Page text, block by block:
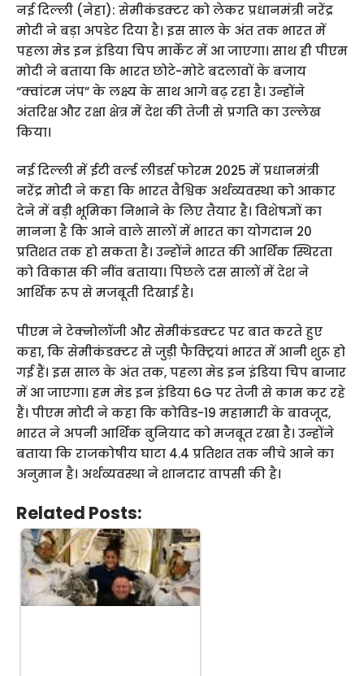
नई दिल्ली (नेहा): सेमीकंडक्टर को लेकर प्रधानमंत्री नरेंद्र
मोदी ने बड़ा अपडेट दिया है। इस साल के अंत तक भारत में
पहला मेड इन इंडिया चिप मार्केट में आ जाएगा। साथ ही पीएम
मोदी ने बताया कि भारत छोटे-मोटे बदलावों के बजाय
“क्वांटम जंप” के लक्ष्य के साथ आगे बढ़ रहा है। उन्होंने
अंतरिक्ष और रक्षा क्षेत्र में देश की तेजी से प्रगति का उल्लेख
किया।
नई दिल्ली में ईटी वर्ल्ड लीडर्स फोरम 2025 में प्रधानमंत्री
नरेंद्र मोदी ने कहा कि भारत वैश्विक अर्थव्यवस्था को आकार
देने में बड़ी भूमिका निभाने के लिए तैयार है। विशेषज्ञों का
मानना है कि आने वाले सालों में भारत का योगदान 20
प्रतिशत तक हो सकता है। उन्होंने भारत की आर्थिक स्थिरता
को विकास की नींव बताया। पिछले दस सालों में देश ने
आर्थिक रूप से मजबूती दिखाई है।
पीएम ने टेक्नोलॉजी और सेमीकंडक्टर पर बात करते हुए
कहा, कि सेमीकंडक्टर से जुड़ी फैक्ट्रियां भारत में आनी शुरू हो
गई हैं। इस साल के अंत तक, पहला मेड इन इंडिया चिप बाजार
में आ जाएगा। हम मेड इन इंडिया 6G पर तेजी से काम कर रहे
हैं। पीएम मोदी ने कहा कि कोविड-19 महामारी के बावजूद,
भारत ने अपनी आर्थिक बुनियाद को मजबूत रखा है। उन्होंने
बताया कि राजकोषीय घाटा 4.4 प्रतिशत तक नीचे आने का
अनुमान है। अर्थव्यवस्था ने शानदार वापसी की है।
Related Posts: